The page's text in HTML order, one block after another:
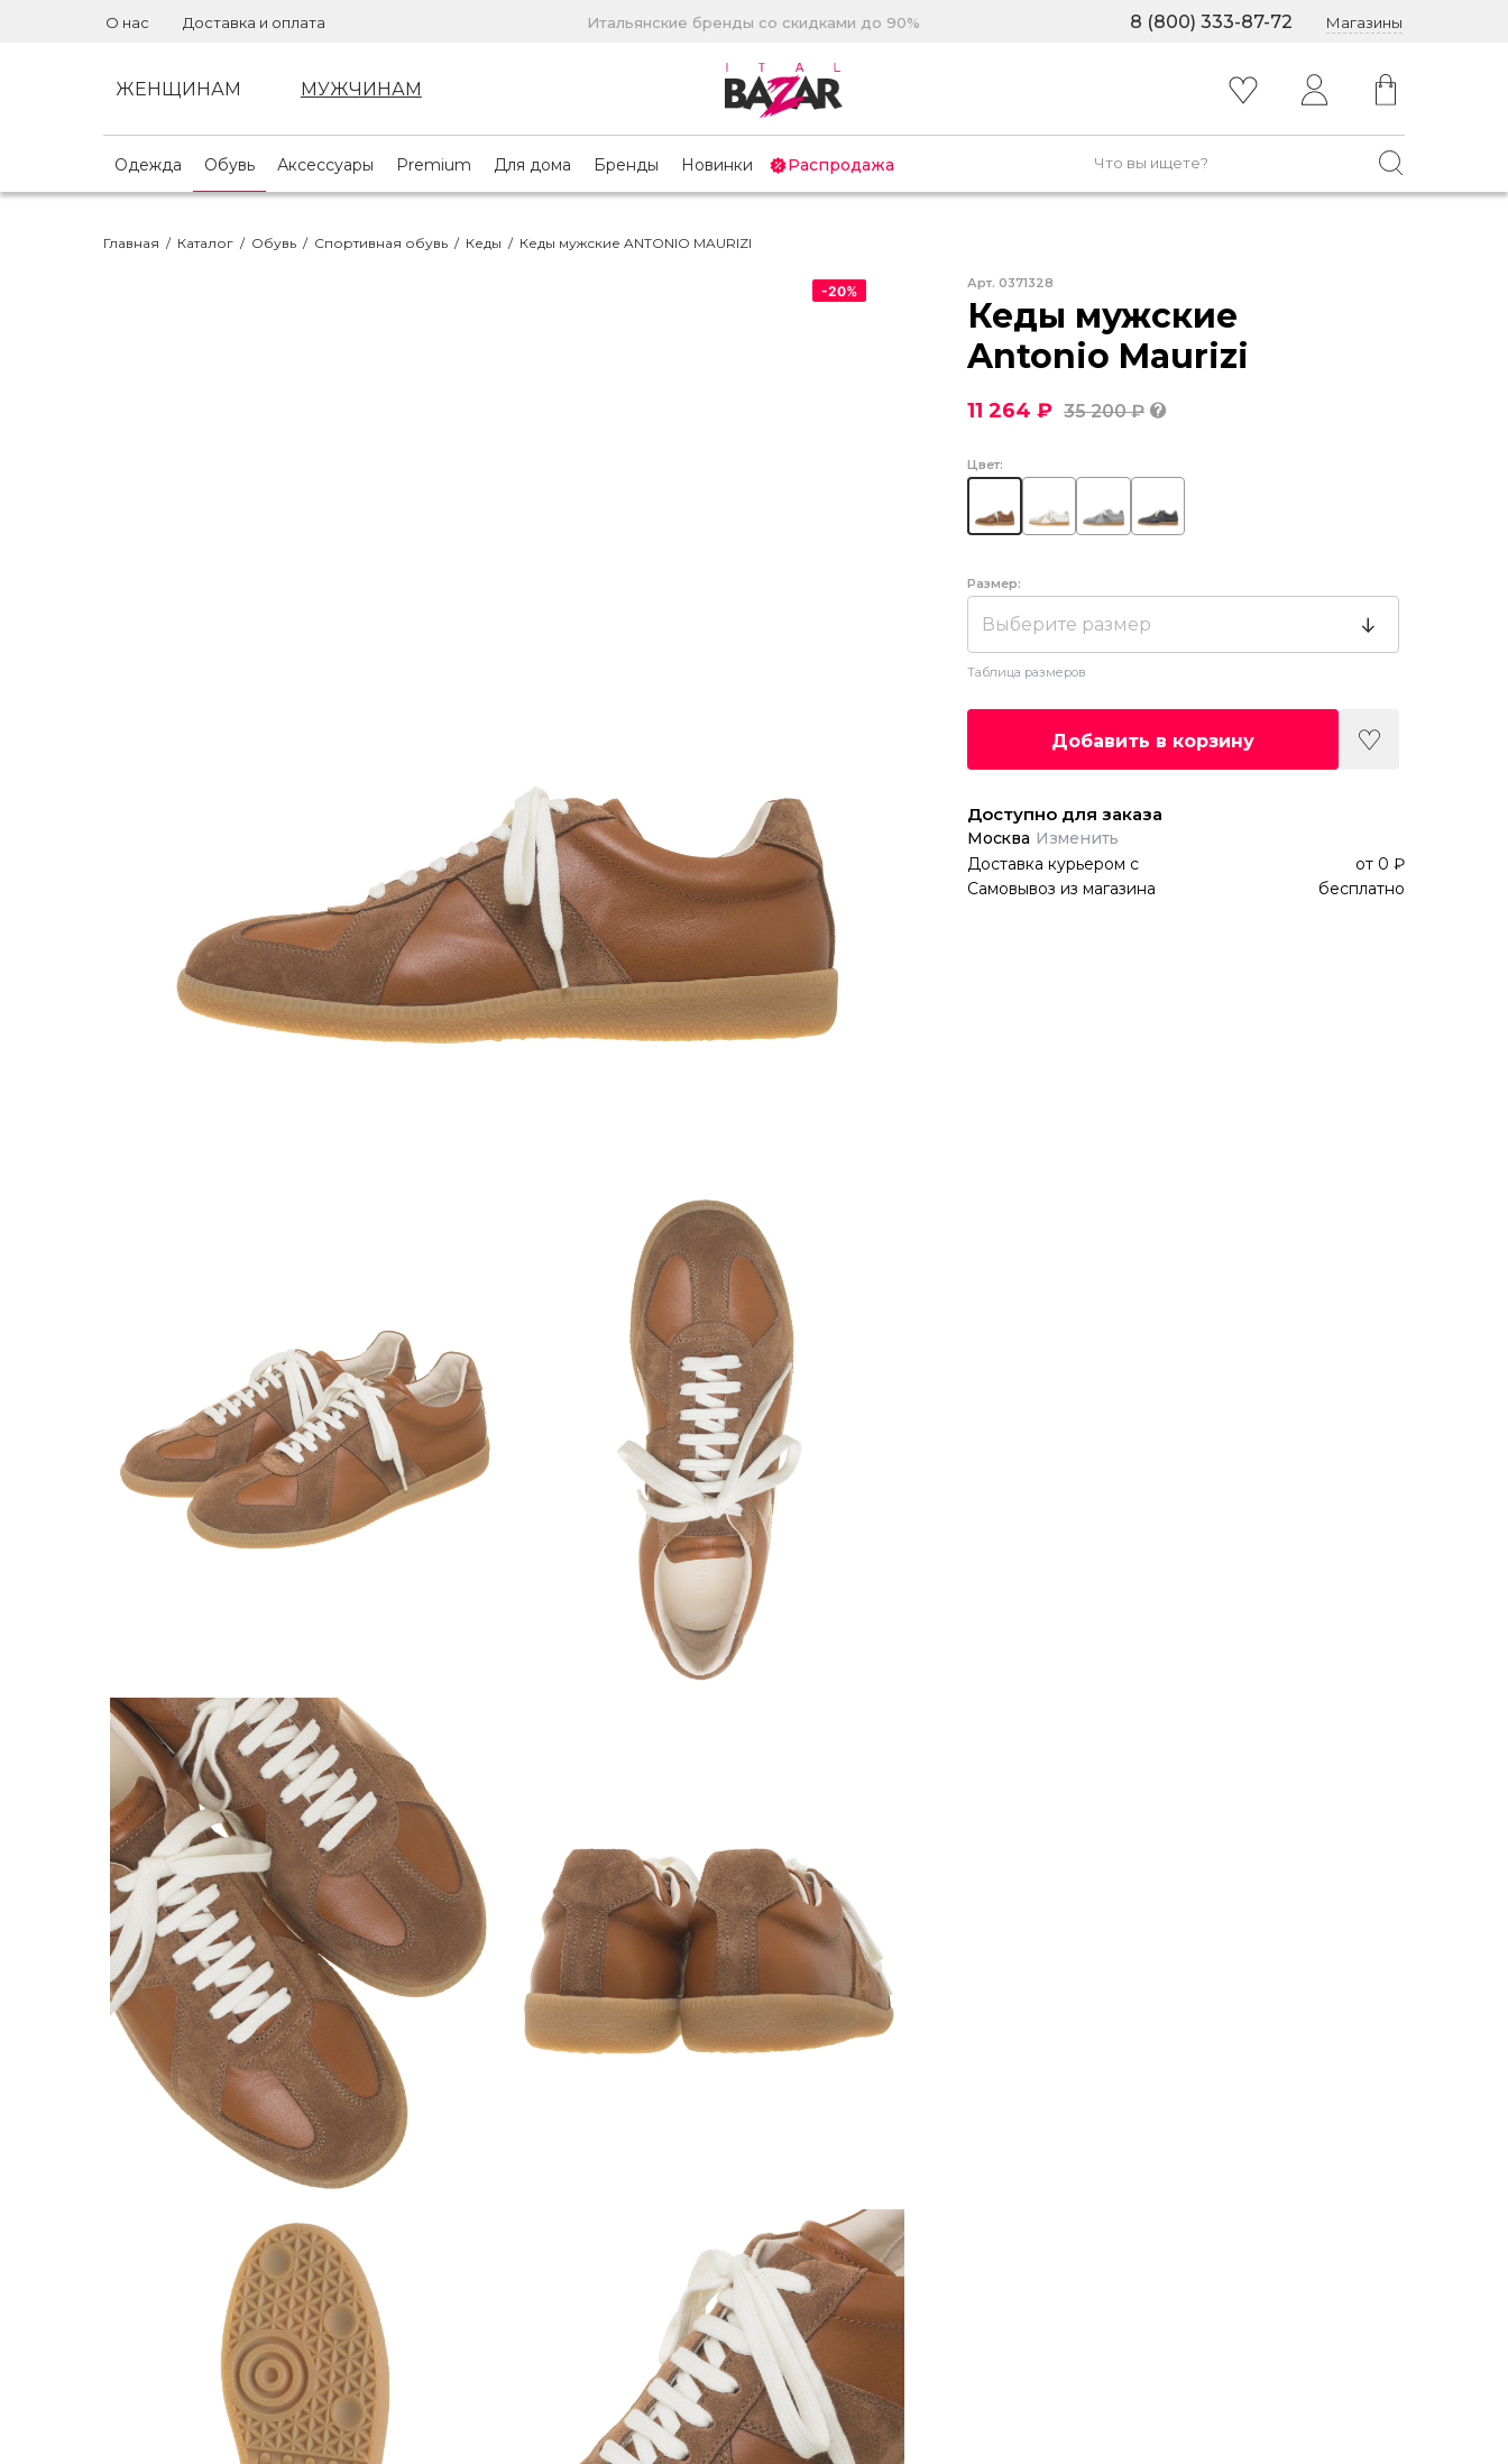
О нас Доставка и оплата Итальянские бренды со скидками до 90% 8 (800) 333-87-72 Магазины
ЖЕНЩИНАМ МУЖЧИНАМ
Одежда Обувь Аксессуары Premium Для дома Бренды Новинки Распродажа
Главная / Каталог / Обувь / Спортивная обувь / Кеды / Кеды мужские ANTONIO MAURIZI
-20% Арт. 0371328
Кеды мужские
Antonio Maurizi
11 264 ₽ 35 200 ₽
Цвет:
Размер:
Выберите размер
Таблица размеров
Добавить в корзину
Доступно для заказа
Москва Изменить
Доставка курьером с от 0 ₽
Самовывоз из магазина
бесплатно